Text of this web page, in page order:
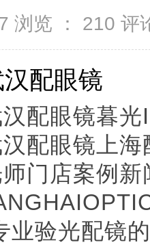
浏览 ： 210 评
配眼镜
配眼镜暮
配眼镜上
门店案例新
业验光配镜